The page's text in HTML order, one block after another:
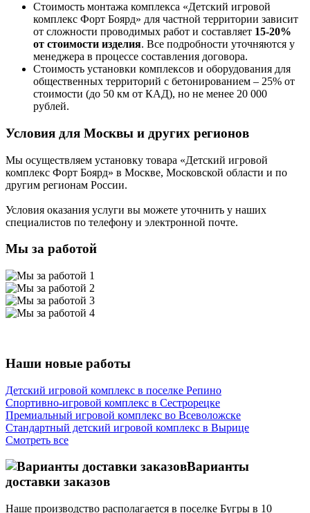
Стоимость монтажа комплекса «Детский игровой
комплекс Форт Боярд» для частной территории зависит
от сложности проводимых работ и составляет 15-20%
от стоимости изделия. Все подробности уточняются у
менеджера в процессе составления договора.
Стоимость установки комплексов и оборудования для
общественных территорий с бетонированием – 25% от
стоимости (до 50 км от КАД), но не менее 20 000
рублей.
Условия для Москвы и других регионов
Мы осуществляем установку товара «Детский игровой
комплекс Форт Боярд» в Москве, Московской области и по
другим регионам России.
Условия оказания услуги вы можете уточнить у наших
специалистов по телефону и электронной почте.
Мы за работой
Наши новые работы
Детский игровой комплекс в поселке Репино
Спортивно-игровой комплекс в Сестрорецке
Премиальный игровой комплекс во Всеволожске
Стандартный детский игровой комплекс в Вырице
Смотреть все
Варианты
доставки заказов
Наше производство располагается в поселке Бугры в 10